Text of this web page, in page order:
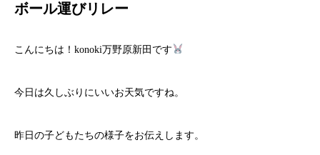
ボール運びリレー
こんにちは！konoki万野原新田です
今日は久しぶりにいいお天気ですね。
昨日の子どもたちの様子をお伝えします。